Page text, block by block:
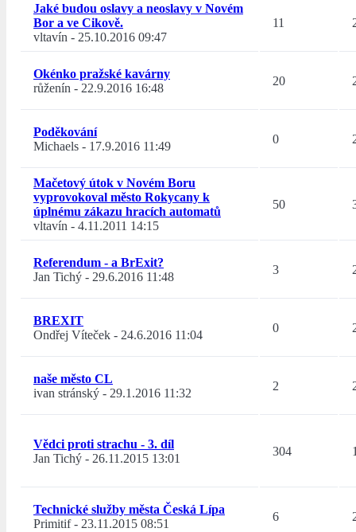
Jaké budou oslavy a neoslavy v Novém
Bor a ve Cikově.
vltavín - 25.10.2016 09:47
11
Okénko pražské kavárny
růženín - 22.9.2016 16:48
20
Poděkování
Michaels - 17.9.2016 11:49
0
Mačetový útok v Novém Boru
vyprovokoval město Rokycany k
úplnému zákazu hracích automatů
vltavín - 4.11.2011 14:15
50
Referendum - a BrExit?
Jan Tichý - 29.6.2016 11:48
3
BREXIT
Ondřej Víteček - 24.6.2016 11:04
0
naše město CL
ivan stránský - 29.1.2016 11:32
2
Vědci proti strachu - 3. díl
Jan Tichý - 26.11.2015 13:01
304
Technické služby města Česká Lípa
Primitif- 23.11.2015 08:51
6